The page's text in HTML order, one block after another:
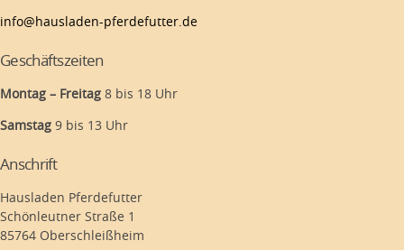
info@hausladen-pferdefutter.de
Geschäftszeiten
Montag – Freitag 8 bis 18 Uhr
Samstag 9 bis 13 Uhr
Anschrift
Hausladen Pferdefutter
Schönleutner Straße 1
85764 Oberschleißheim